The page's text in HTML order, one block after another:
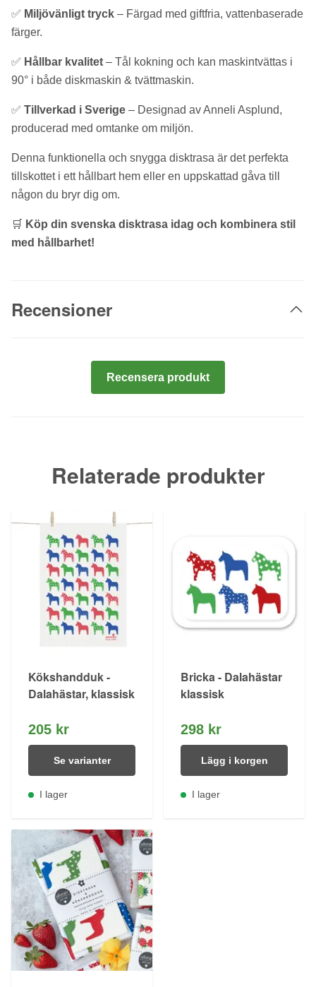
✅ Miljövänligt tryck – Färgad med giftfria, vattenbaserade
färger.
✅ Hållbar kvalitet – Tål kokning och kan maskintvättas i
90° i både diskmaskin & tvättmaskin.
✅ Tillverkad i Sverige – Designad av Anneli Asplund,
producerad med omtanke om miljön.
Denna funktionella och snygga disktrasa är det perfekta
tillskottet i ett hållbart hem eller en uppskattad gåva till
någon du bryr dig om.
🛒 Köp din svenska disktrasa idag och kombinera stil
med hållbarhet!
Recensioner
Recensera produkt
Relaterade produkter
Kökshandduk -
Dalahästar, klassisk
205 kr
Se varianter
I lager
Bricka - Dalahästar
klassisk
298 kr
Lägg i korgen
I lager